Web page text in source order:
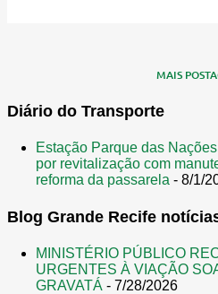
MAIS
Diário do Transporte
Estação Parque das
por revitalização com
reforma da passarela - 8/1/
Blog Grande Recife
MINISTÉRIO PÚBLICO
URGENTES À VIAÇÃO
GRAVATÁ - 7/28/2026